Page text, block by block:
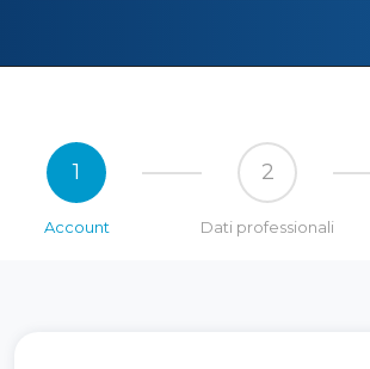
1
Account
2
Dati professionali